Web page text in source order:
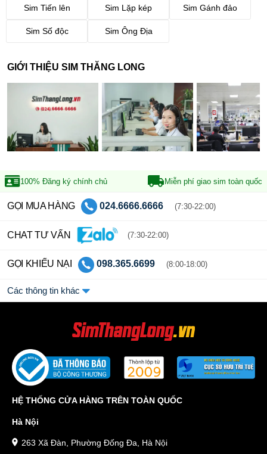
Sim Tiến lên Sim Lặp kép Sim Gánh đảo
Sim Số độc Sim Ông Địa
GIỚI THIỆU SIM THĂNG LONG
100% Đăng ký chính chủ Miễn phí giao sim toàn quốc
GỌI MUA HÀNG 024.6666.6666 (7:30-22:00)
CHAT TƯ VẤN (7:30-22:00)
GỌI KHIẾU NẠI 098.365.6699 (8:00-18:00)
Các thông tin khác
HỆ THỐNG CỬA HÀNG TRÊN TOÀN QUỐC
Hà Nội
263 Xã Đàn, Phường Đống Đa, Hà Nội